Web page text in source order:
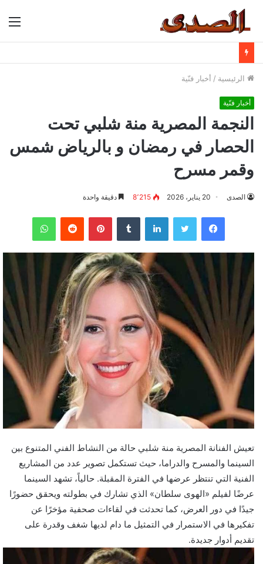
الرئيسية / أخبار فنّية
أخبار فنّية
النجمة المصرية منة شلبي تحت
الحصار في رمضان و بالرياض شمس
وقمر مسرح
الصدى 20 يناير، 2026 8٬215 دقيقة واحدة
فيسبوك تويتر لينكدإن بينتيريست واتساب
تعيش الفنانة المصرية منة شلبي حالة من النشاط الفني المتنوع بين
السينما والمسرح والدراما، حيث تستكمل تصوير عدد من المشاريع
الفنية التي تنتظر عرضها في الفترة المقبلة. حالياً، تشهد السينما
عرضًا لفيلم «الهوى سلطان» الذي تشارك في بطولته ويحقق حضورًا
جيدًا في دور العرض، كما تحدثت في لقاءات صحفية مؤخرًا عن
تفكيرها في الاستمرار في التمثيل ما دام لديها شغف وقدرة على
تقديم أدوار جديدة.